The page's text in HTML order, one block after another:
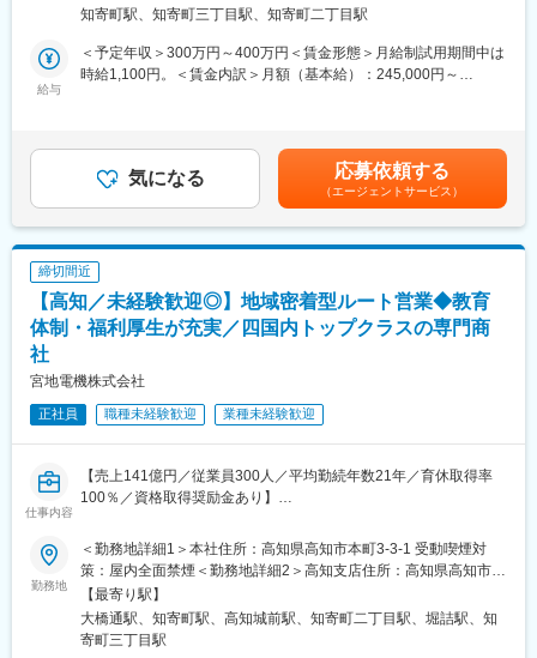
・食品表示ラベルの管理、取引先のマスタ登録の変更・管理
※大手商社などとの取引があり、高いレベルの管理を求められてお
ります。主に食品表示にかかる業務と品質管理にかかる事務でご
（電話・メールなどのインサイドでの対応となります。）
○営業補佐にかかる業務
・営業資料の作成、営業との連携、顧客への説明など
となります。当社の高い品質を維持するため、製造部門と連携す
る重要な役割を担います。また、高い品質が営業材料になるた
め、営業との連携も欠かせません！
■魅力情報：
ます！
知寄町駅、知寄町三丁目駅、知寄町二丁目駅
給与
＜予定年収＞300万円～400万円＜賃金形態＞月給制試用期間中は
時給1,100円。＜賃金内訳＞月額（基本給）：245,000円～
円）。昇給：年1回（4月）。賃金はあくまでも目安の金額であ
り、選考を通じて上下する可能性があります。月給(月額)は固定手
当を含めた表記です。
気になる 応募依頼する
（エージェントサービス）
締切間近
【高知／未経験歓迎◎】地域密着型ルート営業◆教育
体制・福利厚生が充実／四国内トップクラスの専門商
社
宮地電機株式会社
正社員 職種未経験歓迎 業種未経験歓迎
仕事内容
【売上141億円／従業員300人／平均勤続年数21年／育休取得率
100％／資格取得奨励金あり】
■業務内容：
同社が取り扱っている電気設備や照明器具や各種インテリア・住
環境商材（例：エコキュート、カーテン、床暖房）に至るまでを
幅広く提案します！
照明や電気設備材料を中心に、「心地よい空間づくりのお手伝
い」を通して、高度で幅広い専門性を発揮した営業活動を行って
勤務地
＜勤務地詳細1＞本社住所：高知県高知市本町3-3-1 受動喫煙対
策：屋内全面禁煙＜勤務地詳細2＞高知支店住所：高知県高知市南
御座9-5 勤務地最寄駅：とさでん交通後免線／知寄町二丁目駅受
動喫煙対策：屋内全面禁煙変更の範囲：会社の定める事業所
【最寄り駅】
大橋通駅、知寄町駅、高知城前駅、知寄町二丁目駅、堀詰駅、知
寄町三丁目駅